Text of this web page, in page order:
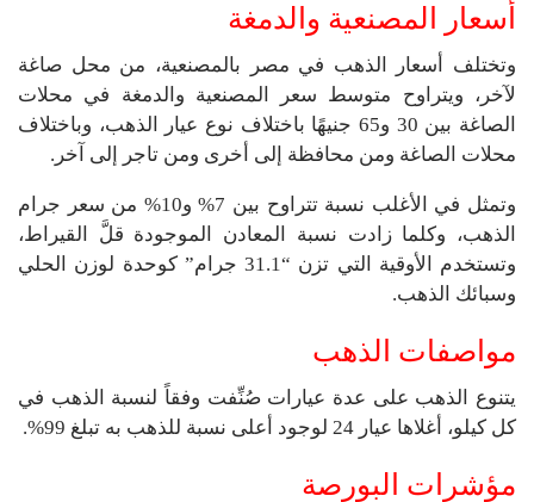
أسعار المصنعية والدمغة
وتختلف أسعار الذهب في مصر بالمصنعية، من محل صاغة
لآخر، ويتراوح متوسط سعر المصنعية والدمغة في محلات
الصاغة بين 30 و65 جنيهًا باختلاف نوع عيار الذهب، وباختلاف
محلات الصاغة ومن محافظة إلى أخرى ومن تاجر إلى آخر.
وتمثل في الأغلب نسبة تتراوح بين 7% و10% من سعر جرام
الذهب، وكلما زادت نسبة المعادن الموجودة قلَّ القيراط،
وتستخدم الأوقية التي تزن “31.1 جرام” كوحدة لوزن الحلي
وسبائك الذهب.
مواصفات الذهب
يتنوع الذهب على عدة عيارات صُنِّفت وفقاً لنسبة الذهب في
كل كيلو، أغلاها عيار 24 لوجود أعلى نسبة للذهب به تبلغ 99%.
مؤشرات البورصة